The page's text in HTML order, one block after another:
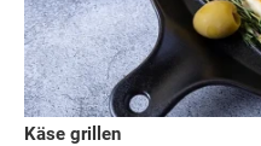
Käse grillen